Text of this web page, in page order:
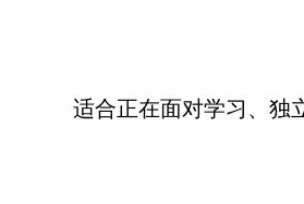
适合正在面对学习、独